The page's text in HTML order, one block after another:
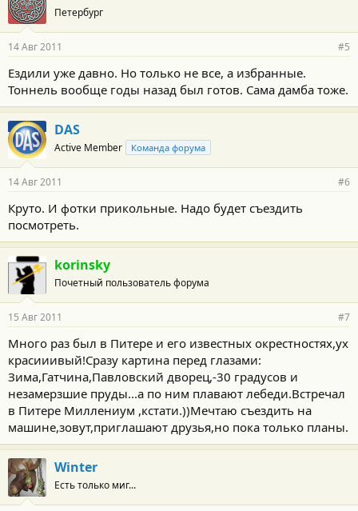
Петербург
14 Авг 2011 #5
Ездили уже давно. Но только не все, а избранные.
Тоннель вообще годы назад был готов. Сама дамба тоже.
DAS
Active Member Команда форума
14 Авг 2011 #6
Круто. И фотки прикольные. Надо будет съездить
посмотреть.
korinsky
Почетный пользователь форума
15 Авг 2011 #7
Много раз был в Питере и его известных окрестностях,ух
красииивый!Сразу картина перед глазами:
Зима,Гатчина,Павловский дворец,-30 градусов и
незамерзшие пруды...а по ним плавают лебеди.Встречал
в Питере Миллениум ,кстати.))Мечтаю съездить на
машине,зовут,приглашают друзья,но пока только планы.
Winter
Есть только миг...